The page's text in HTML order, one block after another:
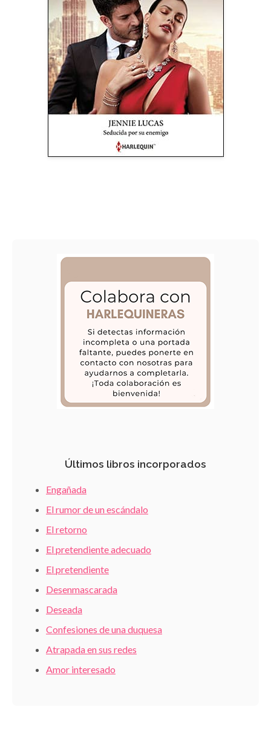
Últimos libros incorporados
Engañada
El rumor de un escándalo
El retorno
El pretendiente adecuado
El pretendiente
Desenmascarada
Deseada
Confesiones de una duquesa
Atrapada en sus redes
Amor interesado